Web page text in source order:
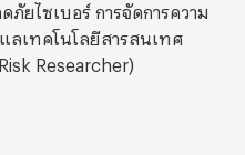
ยไซเบอร์ การจัดการความ
ลเทคโนโลยีสารสนเทศ
Researcher)